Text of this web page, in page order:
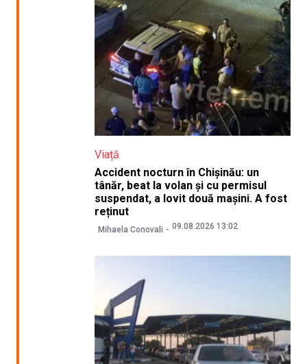
Viață
Accident nocturn în Chișinău: un
tânăr, beat la volan și cu permisul
suspendat, a lovit două mașini. A fost
reținut
Mihaela Conovali 09.08.2026 13:02